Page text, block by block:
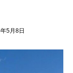
5月8日